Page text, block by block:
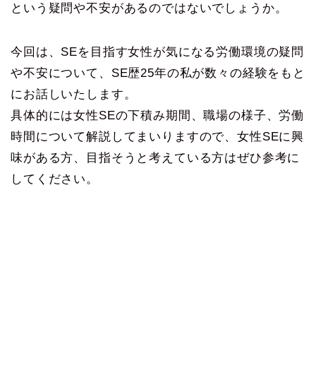
という疑問や不安があるのではないでしょうか。
今回は、SEを目指す女性が気になる労働環境の疑問
や不安について、SE歴25年の私が数々の経験をもと
にお話しいたします。
具体的には女性SEの下積み期間、職場の様子、労働
時間について解説してまいりますので、女性SEに興
味がある方、目指そうと考えている方はぜひ参考に
してください。